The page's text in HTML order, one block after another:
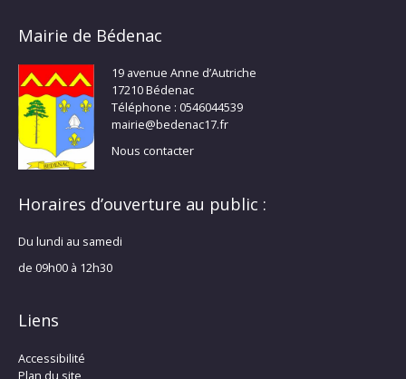
Mairie de Bédenac
19 avenue Anne d’Autriche
17210 Bédenac
Téléphone : 0546044539
mairie@bedenac17.fr
Nous contacter
Horaires d’ouverture au public :
Du lundi au samedi
de 09h00 à 12h30
Liens
Accessibilité
Plan du site